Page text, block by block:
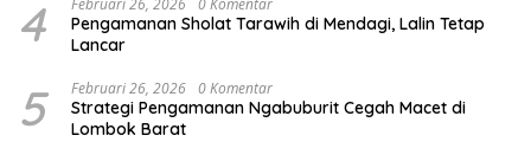
4
Pengamanan Sholat Tarawih di Mendagi, Lalin Tetap
Lancar
5 Februari 26, 2026 0 Komentar
Strategi Pengamanan Ngabuburit Cegah Macet di
Lombok Barat